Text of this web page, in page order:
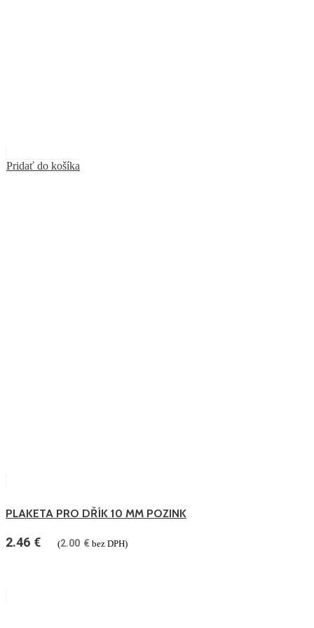
Pridať do košíka
PLAKETA PRO DŘÍK 10 MM POZINK
2.46 € (2.00 € bez DPH)